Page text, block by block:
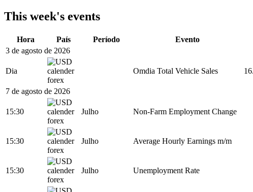
This week's events
Hora País Período Evento
3 de agosto de 2026
Dia Omdia Total Vehicle Sales
7 de agosto de 2026
15:30 Julho Non-Farm Employment Change
15:30 Julho Average Hourly Earnings m/m
15:30 Julho Unemployment Rate